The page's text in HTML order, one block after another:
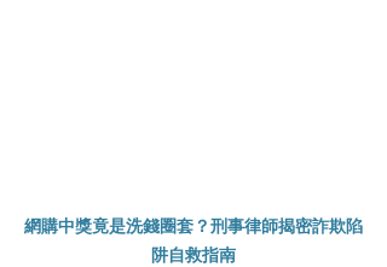
網購中獎竟是洗錢圈套？刑事律師揭密詐欺陷
阱自救指南